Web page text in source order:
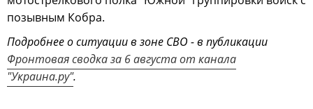
позывным Кобра.
Подробнее о ситуации в зоне СВО - в публикации
Фронтовая сводка за 6 августа от канала
"Украина.ру".